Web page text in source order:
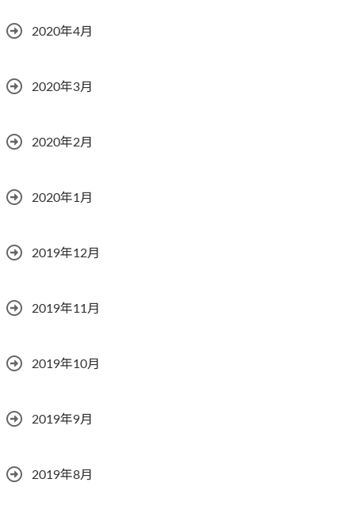
2020年4月
2020年3月
2020年2月
2020年1月
2019年12月
2019年11月
2019年10月
2019年9月
2019年8月